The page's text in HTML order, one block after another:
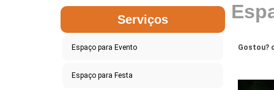
Serviços
Espaço para Evento
Espaço para Festa
Gostou?